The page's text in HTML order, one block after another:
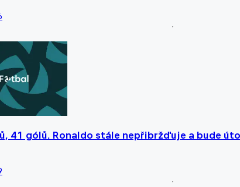
41 gólů. Ronaldo stále nepřibržďuje a bude